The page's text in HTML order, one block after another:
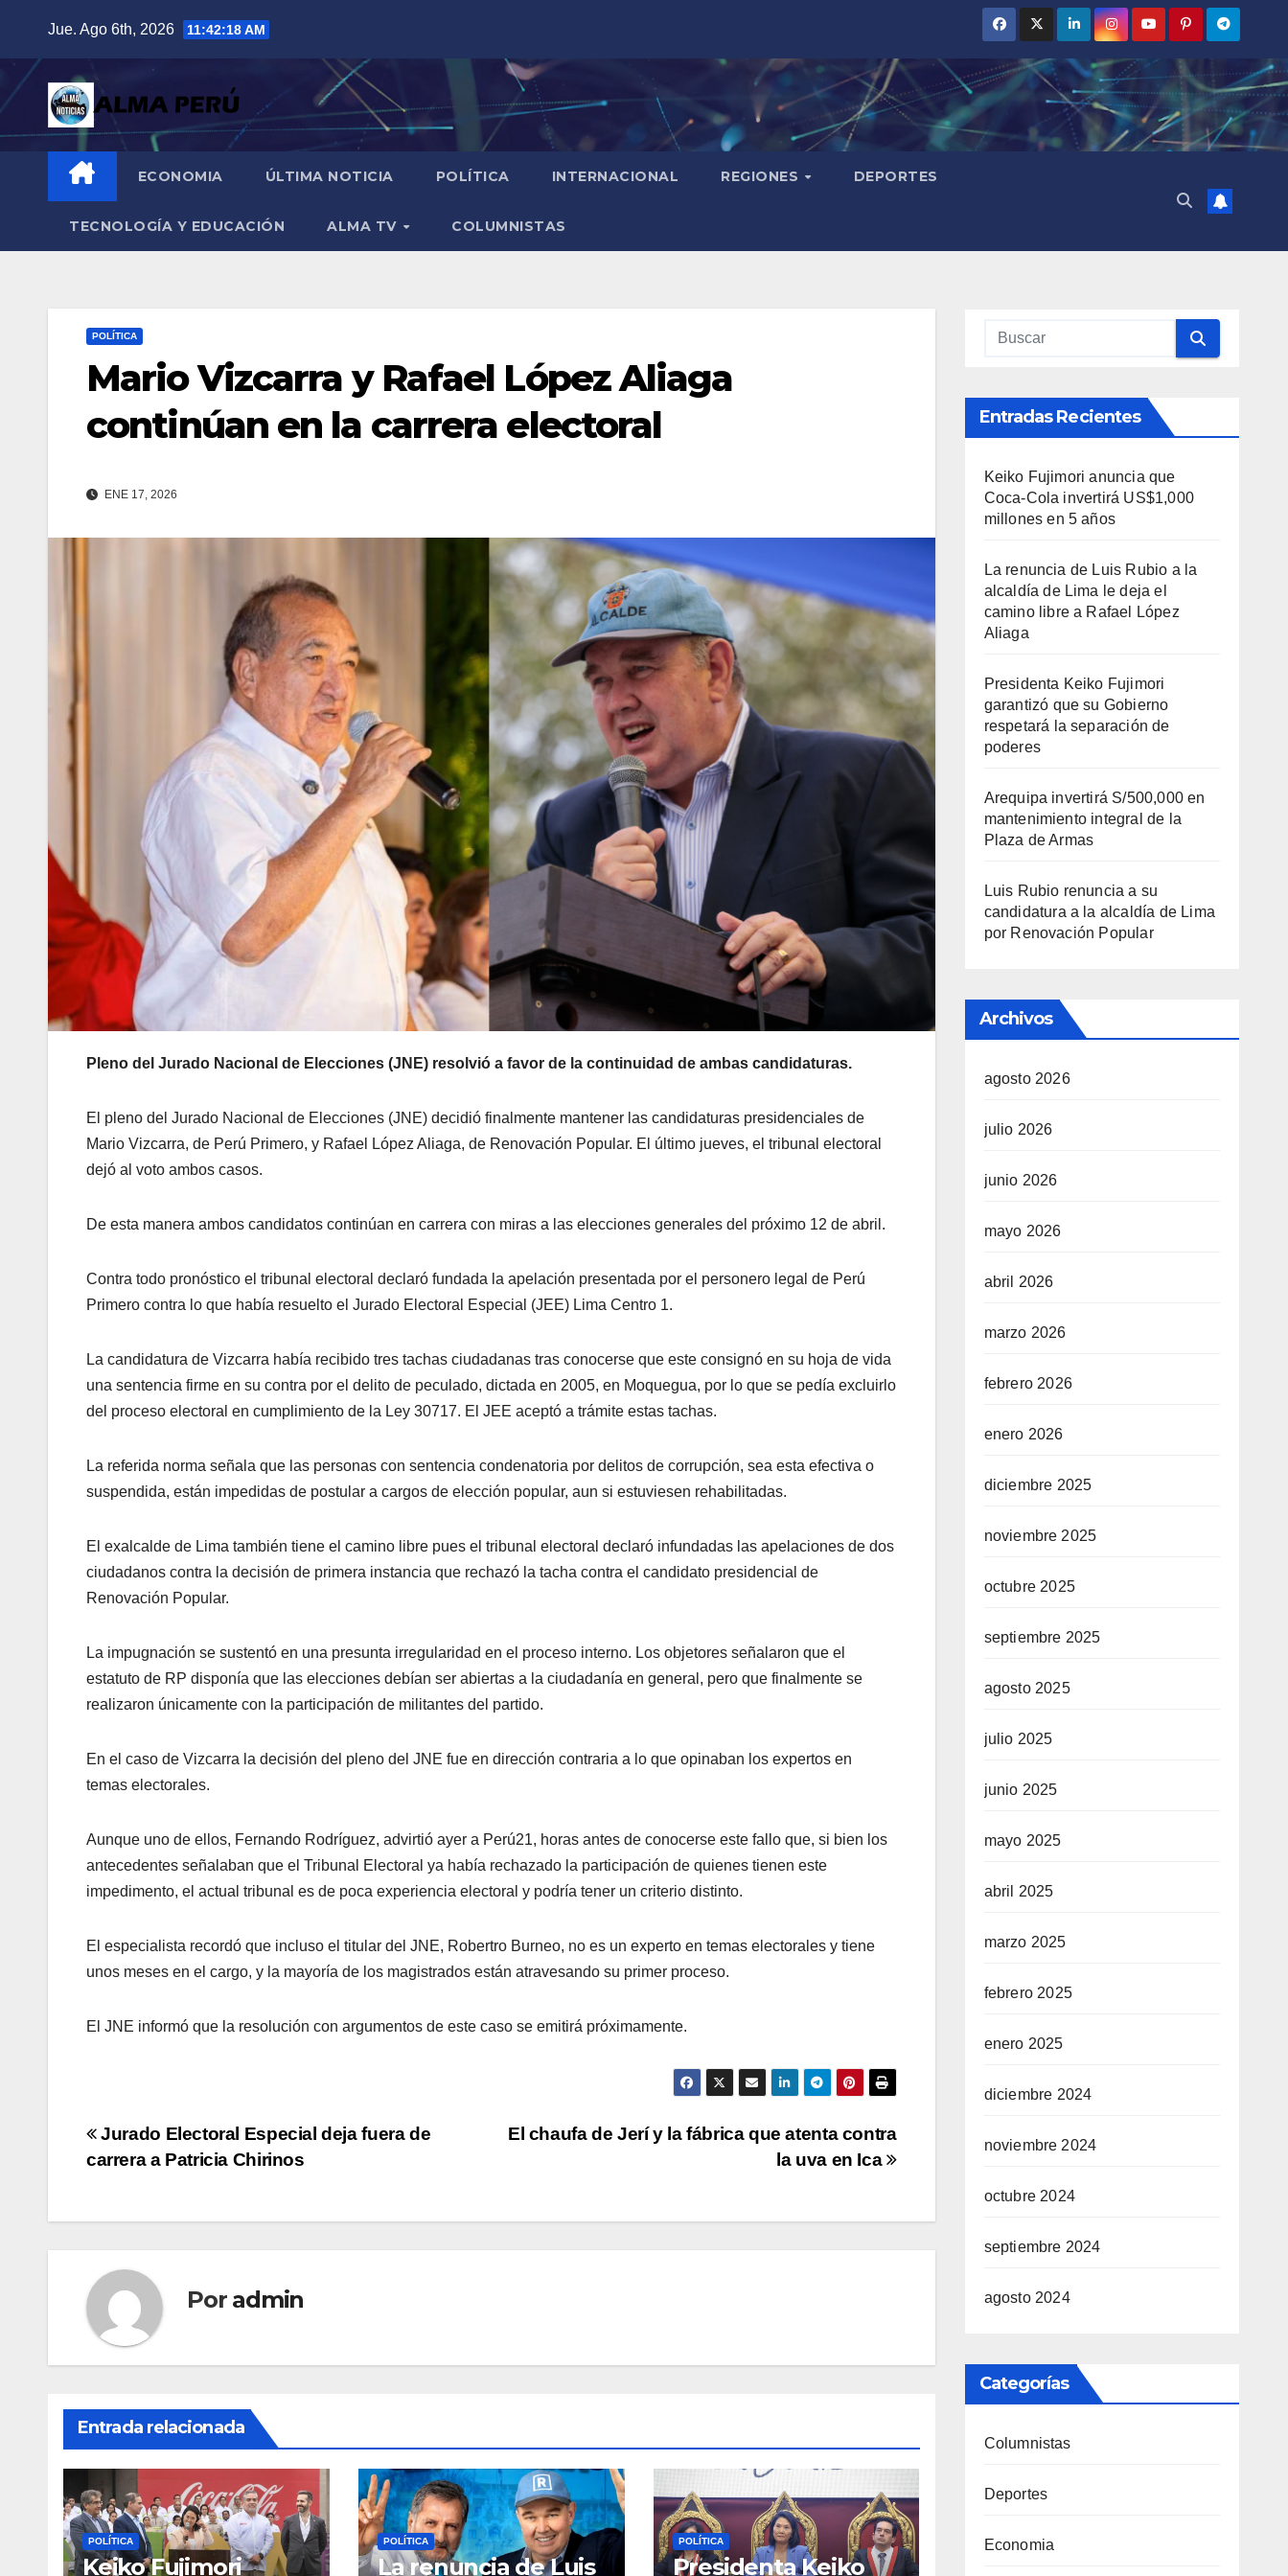
contenido
Jue. Ago 6th, 2026 11:42:19 AM
ECONOMIA ÚLTIMA NOTICIA POLÍTICA INTERNACIONAL REGIONES DEPORTES
TECNOLOGÍA Y EDUCACIÓN ALMA TV COLUMNISTAS
POLÍTICA
Mario Vizcarra y Rafael López Aliaga
continúan en la carrera electoral
ENE 17, 2026
Pleno del Jurado Nacional de Elecciones (JNE) resolvió a favor de la continuidad de ambas candidaturas.
El pleno del Jurado Nacional de Elecciones (JNE) decidió finalmente mantener las candidaturas presidenciales de
Mario Vizcarra, de Perú Primero, y Rafael López Aliaga, de Renovación Popular. El último jueves, el tribunal electoral
dejó al voto ambos casos.
De esta manera ambos candidatos continúan en carrera con miras a las elecciones generales del próximo 12 de abril.
Contra todo pronóstico el tribunal electoral declaró fundada la apelación presentada por el personero legal de Perú
Primero contra lo que había resuelto el Jurado Electoral Especial (JEE) Lima Centro 1.
La candidatura de Vizcarra había recibido tres tachas ciudadanas tras conocerse que este consignó en su hoja de vida
una sentencia firme en su contra por el delito de peculado, dictada en 2005, en Moquegua, por lo que se pedía excluirlo
del proceso electoral en cumplimiento de la Ley 30717. El JEE aceptó a trámite estas tachas.
La referida norma señala que las personas con sentencia condenatoria por delitos de corrupción, sea esta efectiva o
suspendida, están impedidas de postular a cargos de elección popular, aun si estuviesen rehabilitadas.
El exalcalde de Lima también tiene el camino libre pues el tribunal electoral declaró infundadas las apelaciones de dos
ciudadanos contra la decisión de primera instancia que rechazó la tacha contra el candidato presidencial de
Renovación Popular.
La impugnación se sustentó en una presunta irregularidad en el proceso interno. Los objetores señalaron que el
estatuto de RP disponía que las elecciones debían ser abiertas a la ciudadanía en general, pero que finalmente se
realizaron únicamente con la participación de militantes del partido.
En el caso de Vizcarra la decisión del pleno del JNE fue en dirección contraria a lo que opinaban los expertos en
temas electorales.
Aunque uno de ellos, Fernando Rodríguez, advirtió ayer a Perú21, horas antes de conocerse este fallo que, si bien los
antecedentes señalaban que el Tribunal Electoral ya había rechazado la participación de quienes tienen este
impedimento, el actual tribunal es de poca experiencia electoral y podría tener un criterio distinto.
El especialista recordó que incluso el titular del JNE, Robertro Burneo, no es un experto en temas electorales y tiene
unos meses en el cargo, y la mayoría de los magistrados están atravesando su primer proceso.
El JNE informó que la resolución con argumentos de este caso se emitirá próximamente.
Navegación
entradas
El chaufa de Jerí y la fábrica que atenta contra
la uva en Ica
Jurado Electoral Especial deja fuera de
carrera a Patricia Chirinos
Por admin
Entrada relacionada
POLÍTICA
Keiko Fujimori
POLÍTICA
La renuncia de Luis
POLÍTICA
Presidenta Keiko
Entradas Recientes
Keiko Fujimori anuncia que
Coca-Cola invertirá US$1,000
millones en 5 años
La renuncia de Luis Rubio a la
alcaldía de Lima le deja el
camino libre a Rafael López
Aliaga
Presidenta Keiko Fujimori
garantizó que su Gobierno
respetará la separación de
poderes
Arequipa invertirá S/500,000 en
mantenimiento integral de la
Plaza de Armas
Luis Rubio renuncia a su
candidatura a la alcaldía de Lima
por Renovación Popular
Archivos
agosto 2026
julio 2026
junio 2026
mayo 2026
abril 2026
marzo 2026
febrero 2026
enero 2026
diciembre 2025
noviembre 2025
octubre 2025
septiembre 2025
agosto 2025
julio 2025
junio 2025
mayo 2025
abril 2025
marzo 2025
febrero 2025
enero 2025
diciembre 2024
noviembre 2024
octubre 2024
septiembre 2024
agosto 2024
Categorías
Columnistas
Deportes
Economia